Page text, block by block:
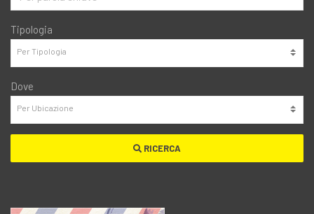
Tipologia
Dove
RICERCA